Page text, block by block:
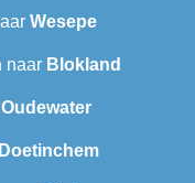
Wesepe
naar Blokland
Oudewater
Doetinchem